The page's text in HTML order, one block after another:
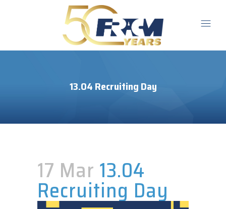
13.04 Recruiting Day
17 Mar 13.04
Recruiting Day